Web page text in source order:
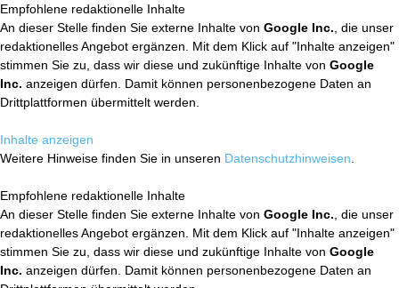
Empfohlene redaktionelle Inhalte
An dieser Stelle finden Sie externe Inhalte von Google Inc. , die unser
redaktionelles Angebot ergänzen. Mit dem Klick auf "Inhalte anzeigen"
stimmen Sie zu, dass wir diese und zukünftige Inhalte von Google
Inc. anzeigen dürfen. Damit können personenbezogene Daten an
Drittplattformen übermittelt werden.
Inhalte anzeigen
Weitere Hinweise finden Sie in unseren Datenschutzhinweisen
Empfohlene redaktionelle Inhalte
An dieser Stelle finden Sie externe Inhalte von Google Inc. , die unser
redaktionelles Angebot ergänzen. Mit dem Klick auf "Inhalte anzeigen"
stimmen Sie zu, dass wir diese und zukünftige Inhalte von Google
Inc. anzeigen dürfen. Damit können personenbezogene Daten an